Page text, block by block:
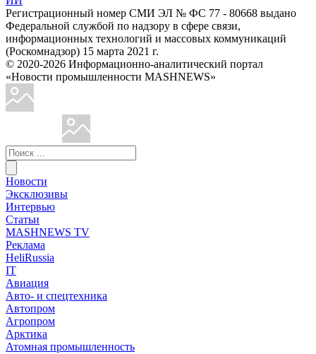
Регистрационный номер СМИ ЭЛ № ФС 77 - 80668 выдано
Федеральной службой по надзору в сфере связи,
информационных технологий и массовых коммуникаций
(Роскомнадзор) 15 марта 2021 г.
© 2020-2026 Информационно-аналитический портал
«Новости промышленности MASHNEWS»
Новости
Эксклюзивы
Интервью
Статьи
MASHNEWS TV
Реклама
HeliRussia
IT
Авиация
Авто- и спецтехника
Автопром
Агропром
Арктика
Атомная промышленность